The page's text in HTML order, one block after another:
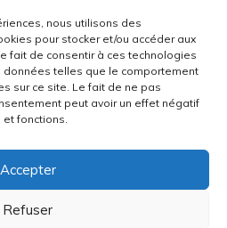
nous utilisons des
pour stocker et/ou accéder aux
fait de consentir à ces technologies
telles que le comportement
sur ce site. Le fait de ne pas
peut avoir un effet négatif
fonctions.
Accepter
Refuser
Bigaud | 2019-2026